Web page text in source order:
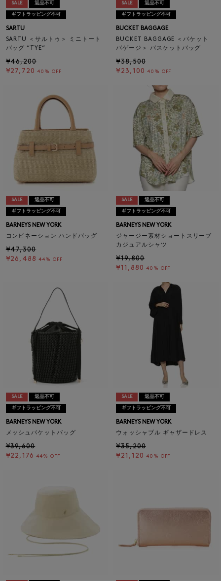
SALE 返品不可
ギフトラッピング不可
SARTU
SARTU ＜サルトゥ＞ ミニトート
バッグ “TYE“
¥46,200
¥27,720 40% OFF
SALE 返品不可
ギフトラッピング不可
BUCKET BAGGAGE
BUCKET BAGGAGE ＜バケット
バゲージ＞ バスケットバッグ
¥38,500
¥23,100 40% OFF
SALE 返品不可
ギフトラッピング不可
BARNEYS NEW YORK
コンビネーション ハンドバッグ
¥47,300
¥26,488 44% OFF
SALE 返品不可
ギフトラッピング不可
BARNEYS NEW YORK
ジャージー素材ショートスリーブ
カジュアルシャツ
¥19,800
¥11,880 40% OFF
SALE 返品不可
ギフトラッピング不可
BARNEYS NEW YORK
メッシュバケットバッグ
¥39,600
¥22,176 44% OFF
SALE 返品不可
ギフトラッピング不可
BARNEYS NEW YORK
ウォッシャブル ギャザードレス
¥35,200
¥21,120 40% OFF